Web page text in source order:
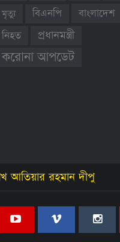
মৃত্যু
বিএনপি
বাংলাদেশ
নিহত
প্রধানমন্ত্রী
করোনা আপডেট
আতিয়ার রহমান দীপু